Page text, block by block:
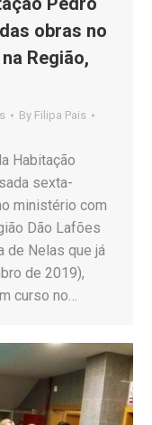
obras no
Região,
By Filipa Pais
Habitação
sexta-
ministério com
Dão Lafões
de Nelas que já
de 2019),
curso no…